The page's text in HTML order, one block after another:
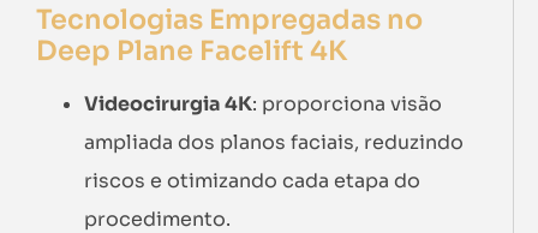
Tecnologias Empregadas no
Deep Plane Facelift 4K
Videocirurgia 4K: proporciona visão
ampliada dos planos faciais, reduzindo
riscos e otimizando cada etapa do
procedimento.